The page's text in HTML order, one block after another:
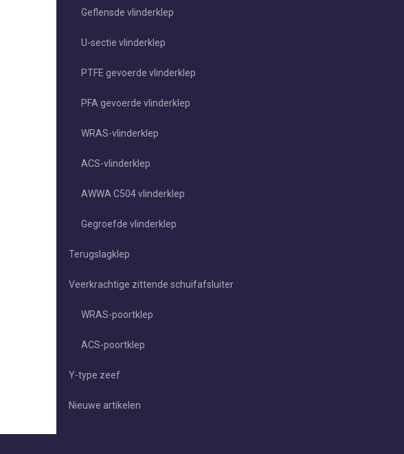
Geflensde vlinderklep
U-sectie vlinderklep
PTFE gevoerde vlinderklep
PFA gevoerde vlinderklep
WRAS-vlinderklep
ACS-vlinderklep
AWWA C504 vlinderklep
Gegroefde vlinderklep
Terugslagklep
Veerkrachtige zittende schuifafsluiter
WRAS-poortklep
ACS-poortklep
Y-type zeef
Nieuwe artikelen